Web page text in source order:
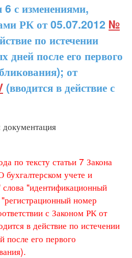
с изменениями,
РК от 05.07.2012 №
по истечении
дней после его первого
от
(вводится в действие с
документация
по тексту статьи 7 Закона
бухгалтерском учете и
"идентификационный
номер
с Законом РК от
в действие по истечении
после его первого